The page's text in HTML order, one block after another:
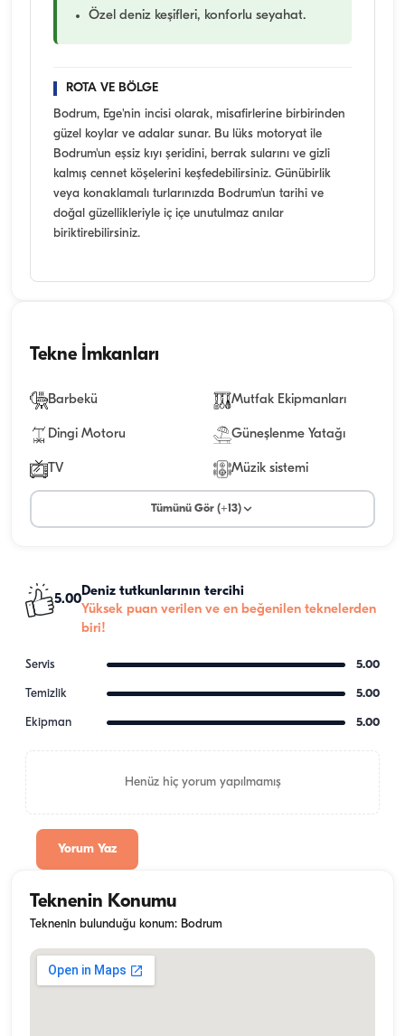
Özel deniz keşifleri, konforlu seyahat.
ROTA VE BÖLGE
Bodrum, Ege'nin incisi olarak, misafirlerine birbirinden
güzel koylar ve adalar sunar. Bu lüks motoryat ile
Bodrum'un eşsiz kıyı şeridini, berrak sularını ve gizli
kalmış cennet köşelerini keşfedebilirsiniz. Günübirlik
veya konaklamalı turlarınızda Bodrum'un tarihi ve
doğal güzellikleriyle iç içe unutulmaz anılar
biriktirebilirsiniz.
Tekne İmkanları
Barbekü Mutfak Ekipmanları
Dingi Motoru Güneşlenme Yatağı
TV Müzik sistemi
Tümünü Gör (+13)
5.00
Deniz tutkunlarının tercihi
Yüksek puan verilen ve en beğenilen teknelerden
biri!
Servis 5.00
Temizlik 5.00
Ekipman 5.00
Henüz hiç yorum yapılmamış
Yorum Yaz
Teknenin Konumu
Teknenin bulunduğu konum: Bodrum